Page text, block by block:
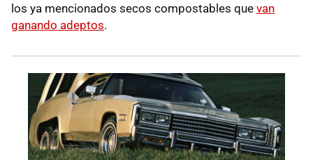
los ya mencionados secos compostables que van
ganando adeptos.